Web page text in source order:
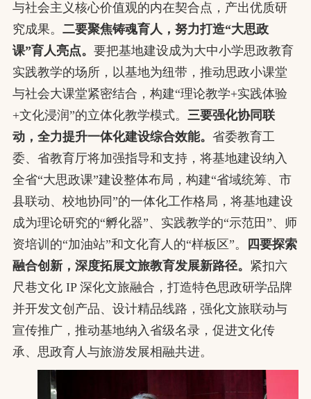
与社会主义核心价值观的内在契合点，产出优质研
究成果。 二要聚焦铸魂育人，努力打造“大思政
课”育人亮点。 要把基地建设成为大中小学思政教育
实践教学的场所，以基地为纽带，推动思政小课堂
与社会大课堂紧密结合，构建“理论教学+实践体验
+文化浸润”的立体化教学模式。 三要强化协同联
动，全力提升一体化建设综合效能。 省委教育工
委、省教育厅将加强指导和支持，将基地建设纳入
全省“大思政课”建设整体布局，构建“省域统筹、市
县联动、校地协同”的一体化工作格局，将基地建设
成为理论研究的“孵化器”、实践教学的“示范田”、师
资培训的“加油站”和文化育人的“样板区”。
四要探索
融合创新，深度拓展文旅教育发展新路径。 紧扣六
尺巷文化 IP 深化文旅融合，打造特色思政研学品牌
并开发文创产品、设计精品线路，强化文旅联动与
宣传推广，推动基地纳入省级名录，促进文化传
承、思政育人与旅游发展相融共进。